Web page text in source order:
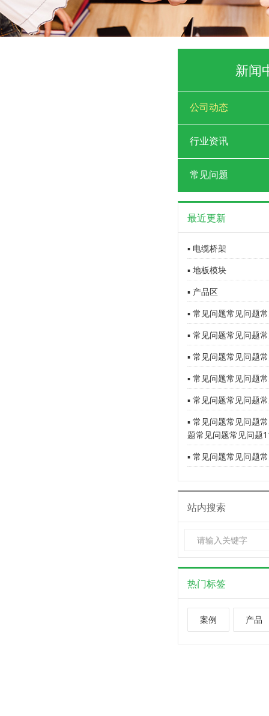
新闻
公司动态
行业资讯
常见问题
最近更新
▪ 电缆桥架
▪ 地板模块
▪ 产品区
▪ 常见问题常见问题
▪ 常见问题常见问题
▪ 常见问题常见问题
▪ 常见问题常见问题
▪ 常见问题常见问题
▪ 常见问题常见问题
题常见问题常见问题
▪ 常见问题常见问题
站内搜索
热门标签
案例 产品